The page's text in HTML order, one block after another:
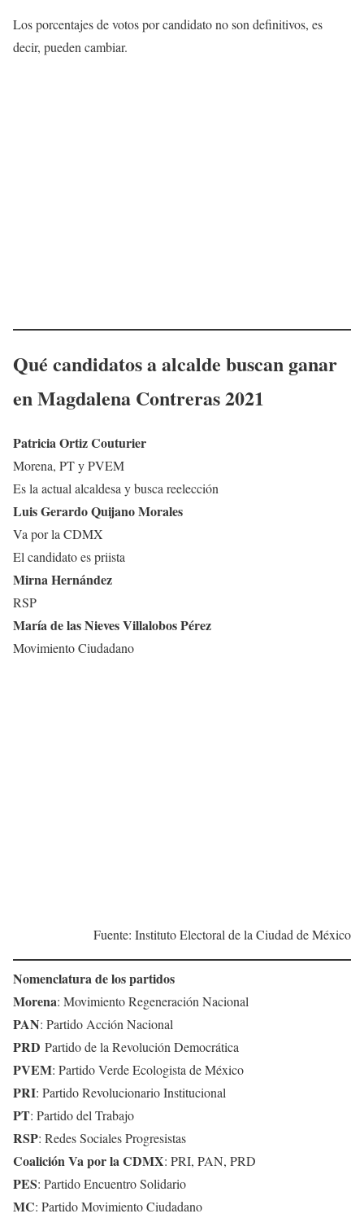
Los porcentajes de votos por candidato no son definitivos, es
decir, pueden cambiar.
Qué candidatos a alcalde buscan ganar
enMagdalena Contreras2021
Patricia Ortiz Couturier
Morena, PT y PVEM
Es la actual alcaldesa y busca reelección
Luis Gerardo Quijano Morales
Va por la CDMX
El candidato es priista
Mirna Hernández
RSP
María de las Nieves Villalobos Pérez
Movimiento Ciudadano
Fuente: Instituto Electoral de la Ciudad de México
Nomenclatura de los partidos
Morena: Movimiento Regeneración Nacional
PAN: Partido Acción Nacional
PRD Partido de la Revolución Democrática
PVEM: Partido Verde Ecologista de México
PRI: Partido Revolucionario Institucional
PT: Partido del Trabajo
RSP: Redes Sociales Progresistas
Coalición Va por la CDMX: PRI, PAN, PRD
PES: Partido Encuentro Solidario
MC: Partido Movimiento Ciudadano